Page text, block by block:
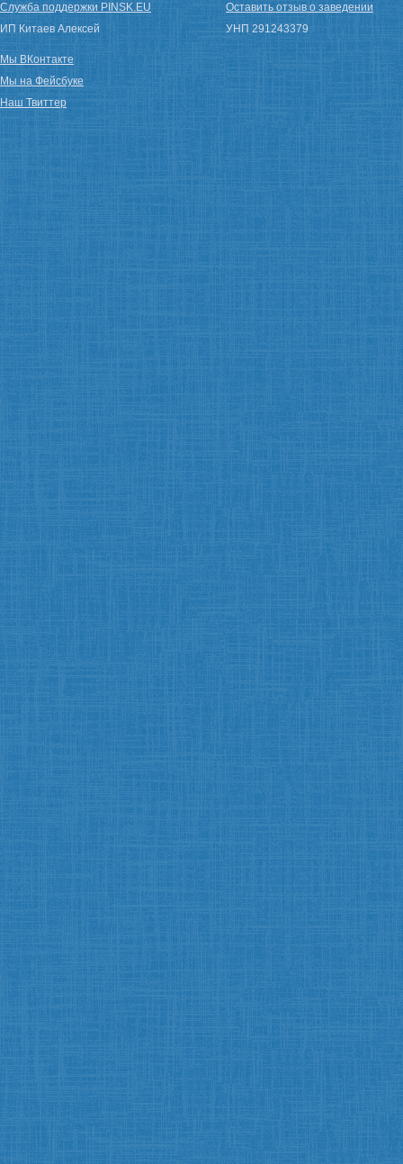
Служба поддержки PINSK.EU
ИП Китаев Алексей
Оставить отзыв о заведении
УНП 291243379
Мы ВКонтакте
Мы на Фейсбуке
Наш Твиттер